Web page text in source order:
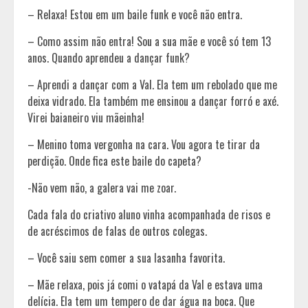
– Relaxa! Estou em um baile funk e você não entra.
– Como assim não entra! Sou a sua mãe e você só tem 13
anos. Quando aprendeu a dançar funk?
– Aprendi a dançar com a Val. Ela tem um rebolado que me
deixa vidrado. Ela também me ensinou a dançar forró e axé.
Virei baianeiro viu mãeinha!
– Menino toma vergonha na cara. Vou agora te tirar da
perdição. Onde fica este baile do capeta?
-Não vem não, a galera vai me zoar.
Cada fala do criativo aluno vinha acompanhada de risos e
de acréscimos de falas de outros colegas.
– Você saiu sem comer a sua lasanha favorita.
– Mãe relaxa, pois já comi o vatapá da Val e estava uma
delícia. Ela tem um tempero de dar água na boca. Que